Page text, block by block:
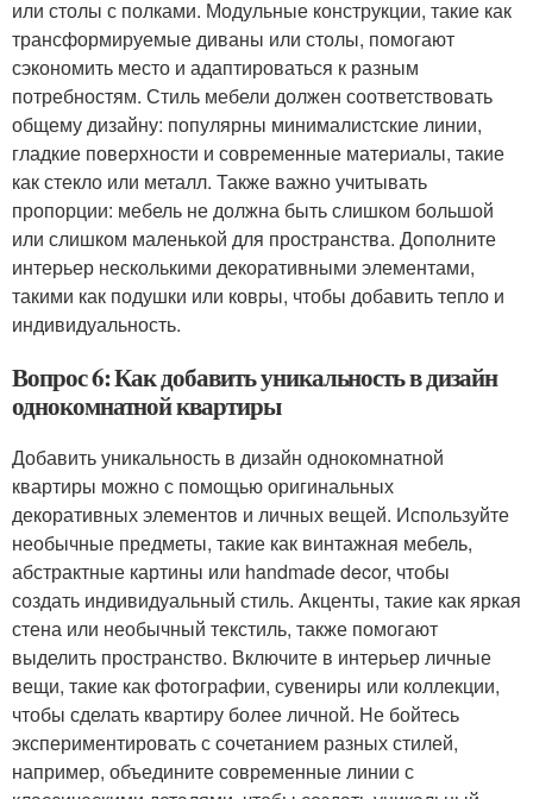
или столы с полками. Модульные конструкции, такие как
трансформируемые диваны или столы, помогают
сэкономить место и адаптироваться к разным
потребностям. Стиль мебели должен соответствовать
общему дизайну: популярны минималистские линии,
гладкие поверхности и современные материалы, такие
как стекло или металл. Также важно учитывать
пропорции: мебель не должна быть слишком большой
или слишком маленькой для пространства. Дополните
интерьер несколькими декоративными элементами,
такими как подушки или ковры, чтобы добавить тепло и
индивидуальность.
Вопрос 6: Как добавить уникальность в дизайн
однокомнатной квартиры
Добавить уникальность в дизайн однокомнатной
квартиры можно с помощью оригинальных
декоративных элементов и личных вещей. Используйте
необычные предметы, такие как винтажная мебель,
абстрактные картины или handmade decor, чтобы
создать индивидуальный стиль. Акценты, такие как яркая
стена или необычный текстиль, также помогают
выделить пространство. Включите в интерьер личные
вещи, такие как фотографии, сувениры или коллекции,
чтобы сделать квартиру более личной. Не бойтесь
экспериментировать с сочетанием разных стилей,
например, объедините современные линии с